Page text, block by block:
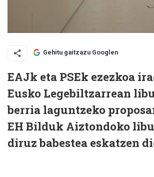
Gehitu gaitzazu Googlen
EAJk eta PSEk ezezkoa
Eusko Legebiltzarrean
berria laguntzeko
EH Bilduk Aiztondoko
diruz babestea eskatzen